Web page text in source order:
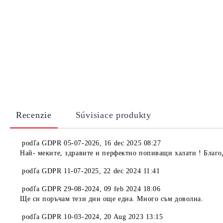
Recenzie Súvisiace produkty
podľaGDPR 05-07-2026, 16 dec 2025 08:27
Най- меките, здравите и перфектно попиващи халати !
podľaGDPR 11-07-2025, 22 dec 2024 11:41
podľaGDPR 29-08-2024, 09 feb 2024 18:06
Ще си поръчам тези дни още една. Много съм доволна.
podľaGDPR 10-03-2024, 20 Aug 2023 13:15